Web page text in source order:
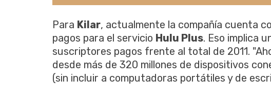
Para Kilar, actualmente la compañía cuenta
pagos para el servicio Hulu Plus. Eso implica
suscriptores pagos frente al total de 2011.
desde más de 320 millones de dispositivos
(sin incluir a computadoras portátiles y de